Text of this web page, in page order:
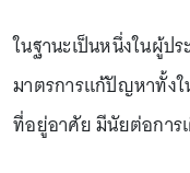
ในฐานะเป็นหนึ่งในผู้ป
มาตรการแก้ปัญหาทั้งใ
ที่อยู่อาศัย มีนัยต่อการเ